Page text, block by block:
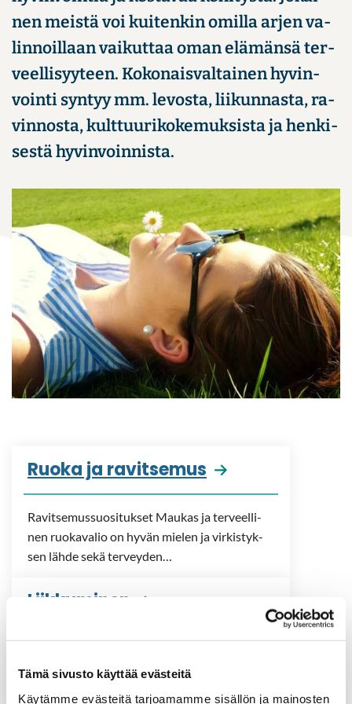
Tämä sivusto käyttää evästeitä
Käytämme evästeitä tarjoamamme sisällön ja mainosten
nen meis­tä voi kui­ten­kin omil­la arjen va­
lin­noil­laan vai­kut­taa oman elä­män­sä ter­
veel­li­syy­teen. Ko­ko­nais­val­tai­nen hy­vin­
voin­ti syn­tyy mm. le­vos­ta, lii­kun­nas­ta, ra­
vin­nos­ta, kult­tuu­ri­ko­ke­muk­sis­ta ja hen­ki­
ses­tä hy­vin­voin­nis­ta.
Ruoka ja ra­vit­se­mus
Ra­vit­se­mus­suo­si­tuk­set Mau­kas ja ter­veel­li­
nen ruo­ka­va­lio on hyvän mie­len ja vir­kis­tyk­
sen lähde sekä ter­vey­den…
Liik­ku­mi­nen
sia hyviä vai­ku­tuk­sia fyy­si­seen ja psyyk­ki­seen